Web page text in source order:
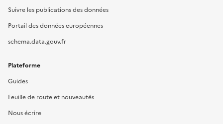
Suivre les publications des données
Portail des données européennes
schema.data.gouv.fr
Plateforme
Guides
Feuille de route et nouveautés
Nous écrire